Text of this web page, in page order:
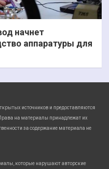
начнет
аппаратуры для
источников и предоставляются
на материалы принадлежат их
за содержание материала не
которые нарушают авторские